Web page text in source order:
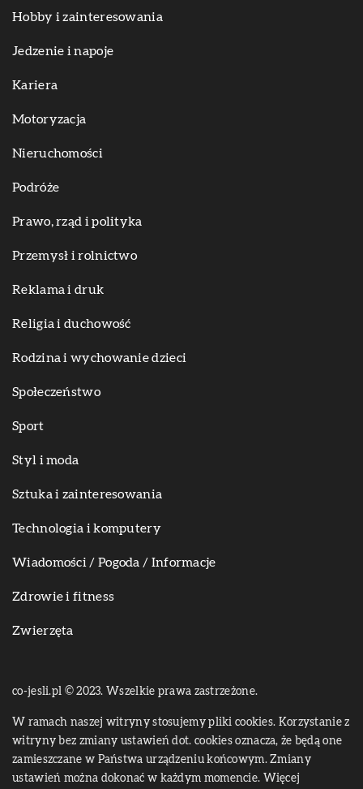
Hobby i zainteresowania
Jedzenie i napoje
Kariera
Motoryzacja
Nieruchomości
Podróże
Prawo, rząd i polityka
Przemysł i rolnictwo
Reklama i druk
Religia i duchowość
Rodzina i wychowanie dzieci
Społeczeństwo
Sport
Styl i moda
Sztuka i zainteresowania
Technologia i komputery
Wiadomości / Pogoda / Informacje
Zdrowie i fitness
Zwierzęta
co-jesli.pl © 2023. Wszelkie prawa zastrzeżone.
W ramach naszej witryny stosujemy pliki cookies. Korzystanie z
witryny bez zmiany ustawień dot. cookies oznacza, że będą one
zamieszczane w Państwa urządzeniu końcowym. Zmiany
ustawień można dokonać w każdym momencie. Więcej